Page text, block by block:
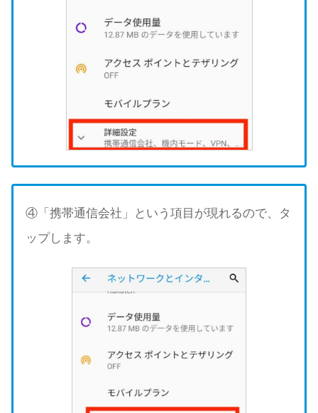
④「携帯通信会社」という項目が現れるので、タ
ップします。